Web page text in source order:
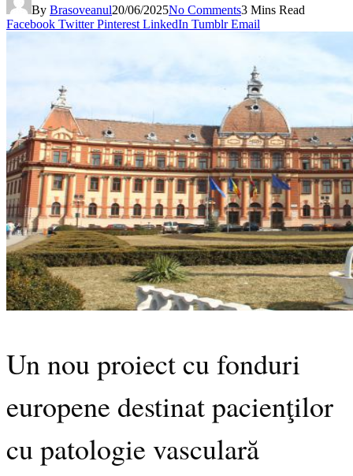
By Brasoveanul20/06/2025No Comments3 Mins Read
Facebook Twitter Pinterest LinkedIn Tumblr Email
Un nou proiect cu fonduri
europene destinat pacienţilor
cu patologie vasculară